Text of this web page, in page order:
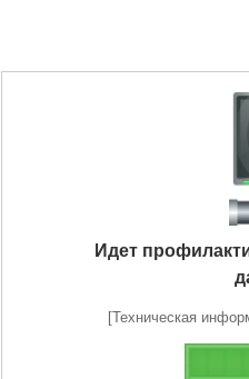
Идет
[Техническая